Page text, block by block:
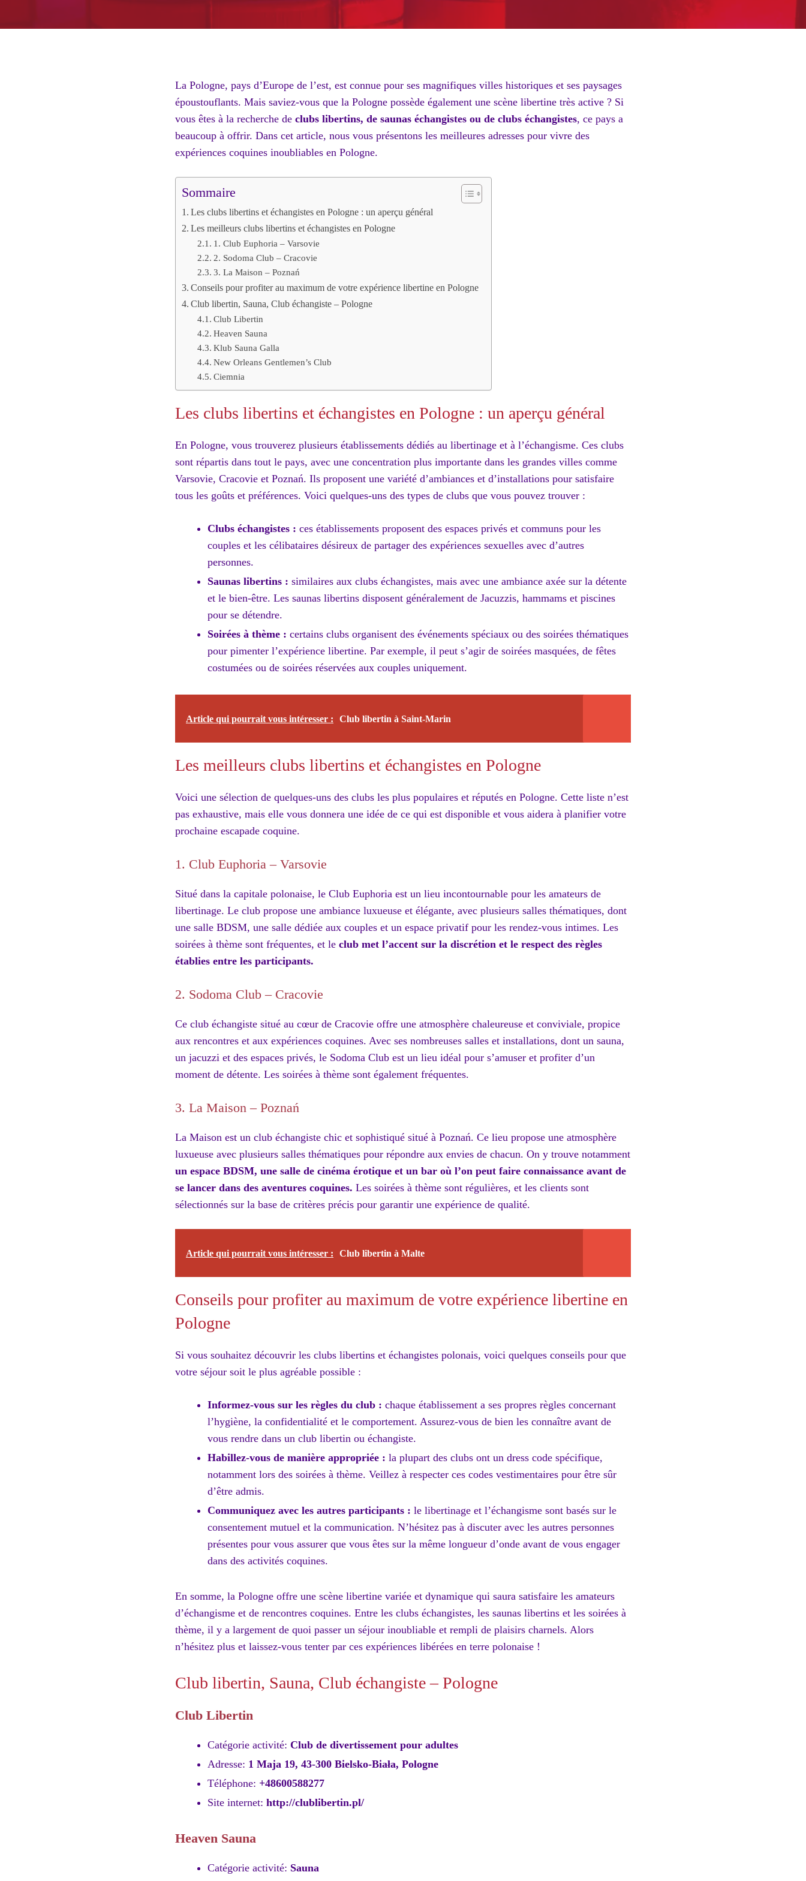
La Pologne, pays d’Europe de l’est, est connue pour ses magnifiques villes historiques et ses paysages
époustouflants. Mais saviez-vous que la Pologne possède également une scène libertine très active ? Si
vous êtes à la recherche de clubs libertins, de saunas échangistes ou de clubs échangistes, ce pays a
beaucoup à offrir. Dans cet article, nous vous présentons les meilleures adresses pour vivre des
expériences coquines inoubliables en Pologne.
Sommaire
Les clubs libertins et échangistes en Pologne : un aperçu général
Les meilleurs clubs libertins et échangistes en Pologne
1. Club Euphoria – Varsovie
2. Sodoma Club – Cracovie
3. La Maison – Poznań
Conseils pour profiter au maximum de votre expérience libertine en Pologne
Club libertin, Sauna, Club échangiste – Pologne
Club Libertin
Heaven Sauna
Klub Sauna Galla
New Orleans Gentlemen’s Club
Ciemnia
Les clubs libertins et échangistes en Pologne : un aperçu général
En Pologne, vous trouverez plusieurs établissements dédiés au libertinage et à l’échangisme. Ces clubs
sont répartis dans tout le pays, avec une concentration plus importante dans les grandes villes comme
Varsovie, Cracovie et Poznań. Ils proposent une variété d’ambiances et d’installations pour satisfaire
tous les goûts et préférences. Voici quelques-uns des types de clubs que vous pouvez trouver :
Clubs échangistes : ces établissements proposent des espaces privés et communs pour les
couples et les célibataires désireux de partager des expériences sexuelles avec d’autres
personnes.
Saunas libertins : similaires aux clubs échangistes, mais avec une ambiance axée sur la détente
et le bien-être. Les saunas libertins disposent généralement de Jacuzzis, hammams et piscines
pour se détendre.
Soirées à thème : certains clubs organisent des événements spéciaux ou des soirées thématiques
pour pimenter l’expérience libertine. Par exemple, il peut s’agir de soirées masquées, de fêtes
costumées ou de soirées réservées aux couples uniquement.
Article qui pourrait vous intéresser : Club libertin à Saint-Marin
Les meilleurs clubs libertins et échangistes en Pologne
Voici une sélection de quelques-uns des clubs les plus populaires et réputés en Pologne. Cette liste n’est
pas exhaustive, mais elle vous donnera une idée de ce qui est disponible et vous aidera à planifier votre
prochaine escapade coquine.
1. Club Euphoria – Varsovie
Situé dans la capitale polonaise, le Club Euphoria est un lieu incontournable pour les amateurs de
libertinage. Le club propose une ambiance luxueuse et élégante, avec plusieurs salles thématiques, dont
une salle BDSM, une salle dédiée aux couples et un espace privatif pour les rendez-vous intimes. Les
soirées à thème sont fréquentes, et le club met l’accent sur la discrétion et le respect des règles
établies entre les participants.
2. Sodoma Club – Cracovie
Ce club échangiste situé au cœur de Cracovie offre une atmosphère chaleureuse et conviviale, propice
aux rencontres et aux expériences coquines. Avec ses nombreuses salles et installations, dont un sauna,
un jacuzzi et des espaces privés, le Sodoma Club est un lieu idéal pour s’amuser et profiter d’un
moment de détente. Les soirées à thème sont également fréquentes.
3. La Maison – Poznań
La Maison est un club échangiste chic et sophistiqué situé à Poznań. Ce lieu propose une atmosphère
luxueuse avec plusieurs salles thématiques pour répondre aux envies de chacun. On y trouve notamment
un espace BDSM, une salle de cinéma érotique et un bar où l’on peut faire connaissance avant de
se lancer dans des aventures coquines. Les soirées à thème sont régulières, et les clients sont
sélectionnés sur la base de critères précis pour garantir une expérience de qualité.
Article qui pourrait vous intéresser : Club libertin à Malte
Conseils pour profiter au maximum de votre expérience libertine en
Pologne
Si vous souhaitez découvrir les clubs libertins et échangistes polonais, voici quelques conseils pour que
votre séjour soit le plus agréable possible :
Informez-vous sur les règles du club : chaque établissement a ses propres règles concernant
l’hygiène, la confidentialité et le comportement. Assurez-vous de bien les connaître avant de
vous rendre dans un club libertin ou échangiste.
Habillez-vous de manière appropriée : la plupart des clubs ont un dress code spécifique,
notamment lors des soirées à thème. Veillez à respecter ces codes vestimentaires pour être sûr
d’être admis.
Communiquez avec les autres participants : le libertinage et l’échangisme sont basés sur le
consentement mutuel et la communication. N’hésitez pas à discuter avec les autres personnes
présentes pour vous assurer que vous êtes sur la même longueur d’onde avant de vous engager
dans des activités coquines.
En somme, la Pologne offre une scène libertine variée et dynamique qui saura satisfaire les amateurs
d’échangisme et de rencontres coquines. Entre les clubs échangistes, les saunas libertins et les soirées à
thème, il y a largement de quoi passer un séjour inoubliable et rempli de plaisirs charnels. Alors
n’hésitez plus et laissez-vous tenter par ces expériences libérées en terre polonaise !
Club libertin, Sauna, Club échangiste – Pologne
Club Libertin
Catégorie activité: Club de divertissement pour adultes
Adresse: 1 Maja 19, 43-300 Bielsko-Biała, Pologne
Téléphone: +48600588277
Site internet: http://clublibertin.pl/
Heaven Sauna
Catégorie activité: Sauna